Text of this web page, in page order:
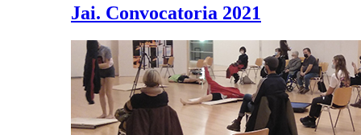
Jai. Convocatoria 2021